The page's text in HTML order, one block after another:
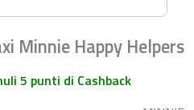
Minnie Happy Helpers
5 punti di Cashback